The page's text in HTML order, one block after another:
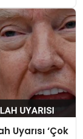
Uyarısı ‘Çok